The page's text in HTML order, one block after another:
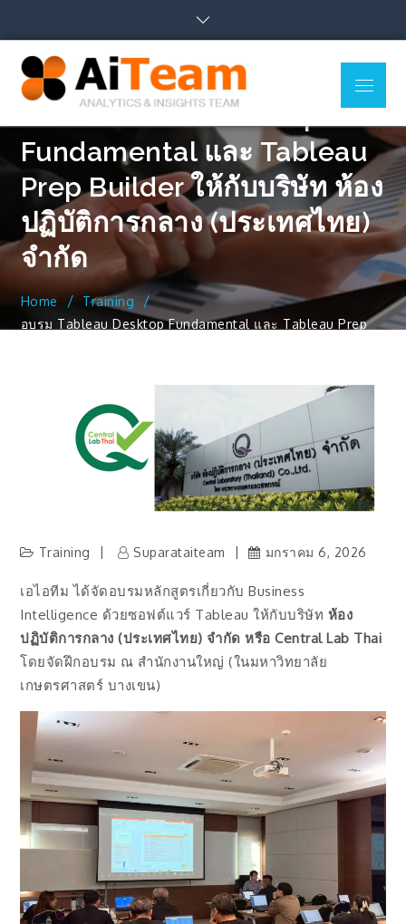
content
Co., Ltd.
Visualization, Uncover
Insights
Menu
อบรม Tableau Desktop
Fundamental และ Tableau
Prep Builder ให้กับบริษัท ห้อง
ปฏิบัติการกลาง (ประเทศไทย)
จำกัด
Home
Training
อบรม Tableau Desktop Fundamental และ Tableau Prep
Training Suparataiteam มกราคม 6, 2026
เอไอทีม ได้จัดอบรมหลักสูตรเกี่ยวกับ Business
Intelligence ด้วยซอฟต์แวร์ Tableau ให้กับบริษัท ห้อง
ปฏิบัติการกลาง (ประเทศไทย) จำกัด หรือ Central Lab Thai
โดยจัดฝึกอบรม ณ สำนักงานใหญ่ (ในมหาวิทยาลัย
เกษตรศาสตร์ บางเขน)